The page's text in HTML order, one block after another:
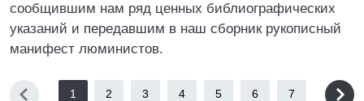
сообщившим нам ряд ценных библиографических
указаний и передавшим в наш сборник рукописный
манифест люминистов.
1 2 3 4 5 6 7